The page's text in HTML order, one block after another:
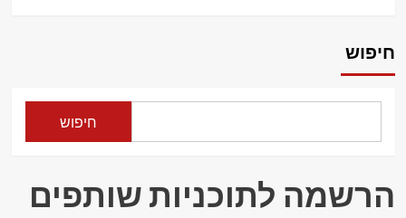
אלדר
רפואת
עם
חיפוש
חיפוש
הרשמה לתוכניות שותפים